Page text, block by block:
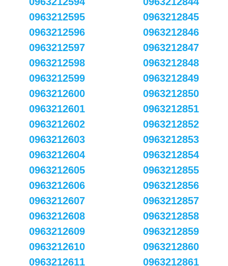
0963212595
0963212596
0963212597
0963212598
0963212599
0963212600
0963212601
0963212602
0963212603
0963212604
0963212605
0963212606
0963212607
0963212608
0963212609
0963212610
0963212611
0963212845
0963212846
0963212847
0963212848
0963212849
0963212850
0963212851
0963212852
0963212853
0963212854
0963212855
0963212856
0963212857
0963212858
0963212859
0963212860
0963212861